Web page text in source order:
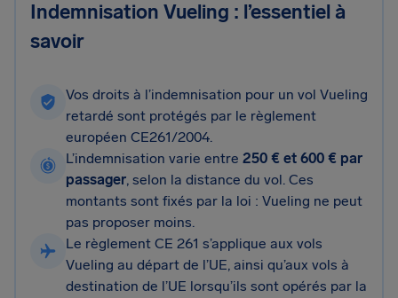
Indemnisation Vueling : l’essentiel à
savoir
Vos droits à l’indemnisation pour un vol Vueling
retardé sont protégés par le règlement
européen CE261/2004.
L’indemnisation varie entre 250 € et 600 € par
passager, selon la distance du vol. Ces
montants sont fixés par la loi : Vueling ne peut
pas proposer moins.
Le règlement CE 261 s’applique aux vols
Vueling au départ de l’UE, ainsi qu’aux vols à
destination de l’UE lorsqu’ils sont opérés par la